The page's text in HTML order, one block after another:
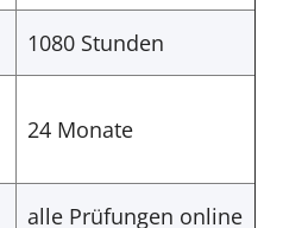
1080 Stunden
24 Monate
alle Prüfungen online